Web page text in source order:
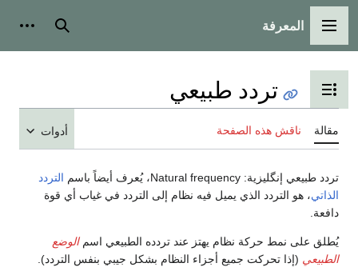
القائمة الرئيسية
المعرفة بحث
تبديل عرض جدول المحتويات
تردد طبيعي
مقالة ناقش هذه الصفحة أدوات
تردد طبيعي إنگليزية: Natural frequency، يُعرف أيضاً باسم التردد
الذاتي، هو التردد الذي يميل فيه نظام إلى التردد في غياب أي قوة
دافعة.
يُطلق على نمط حركة نظام يهتز عند تردده الطبيعي اسمالوضع
الطبيعي (إذا تحركت جميع أجزاء النظام بشكل جيبي بنفس التردد).